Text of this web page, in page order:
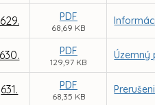
629. PDF
68,69 KB
630. PDF
129,97 KB
Územný
631. PDF
68,35 KB